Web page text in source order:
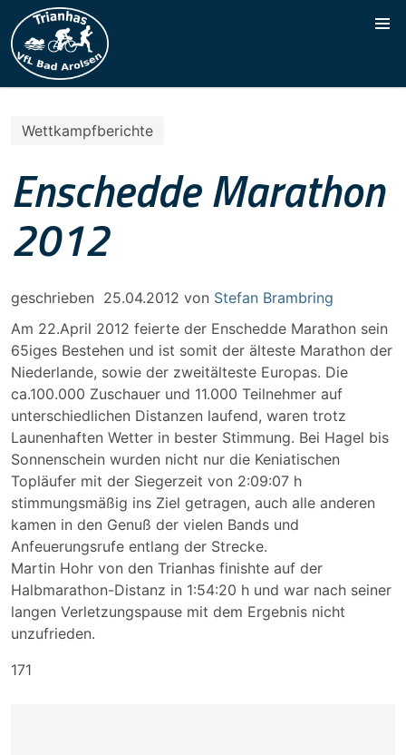
Wettkampfberichte
Enschedde Marathon
2012
geschrieben 25.04.2012 von Stefan Brambring
Am 22.April 2012 feierte der Enschedde Marathon sein
65iges Bestehen und ist somit der älteste Marathon der
Niederlande, sowie der zweitälteste Europas. Die
ca.100.000 Zuschauer und 11.000 Teilnehmer auf
unterschiedlichen Distanzen laufend, waren trotz
Launenhaften Wetter in bester Stimmung. Bei Hagel bis
Sonnenschein wurden nicht nur die Keniatischen
Topläufer mit der Siegerzeit von 2:09:07 h
stimmungsmäßig ins Ziel getragen, auch alle anderen
kamen in den Genuß der vielen Bands und
Anfeuerungsrufe entlang der Strecke.
Martin Hohr von den Trianhas finishte auf der
Halbmarathon-Distanz in 1:54:20 h und war nach seiner
langen Verletzungspause mit dem Ergebnis nicht
unzufrieden.
171